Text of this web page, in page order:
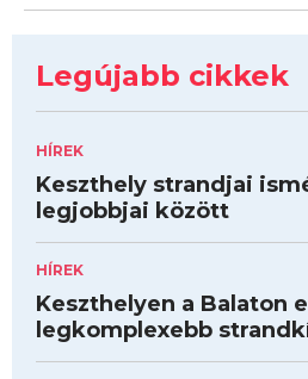
Legújabb cikkek
HÍREK
Keszthely strandjai
legjobbjai között
HÍREK
Keszthelyen a Balaton
legkomplexebb